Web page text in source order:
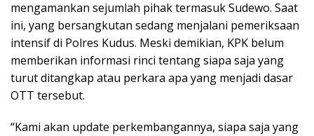
mengamankan sejumlah pihak termasuk Sudewo. Saat
ini, yang bersangkutan sedang menjalani pemeriksaan
intensif di Polres Kudus. Meski demikian, KPK belum
memberikan informasi rinci tentang siapa saja yang
turut ditangkap atau perkara apa yang menjadi dasar
OTT tersebut.
“Kami akan update perkembangannya, siapa saja yang